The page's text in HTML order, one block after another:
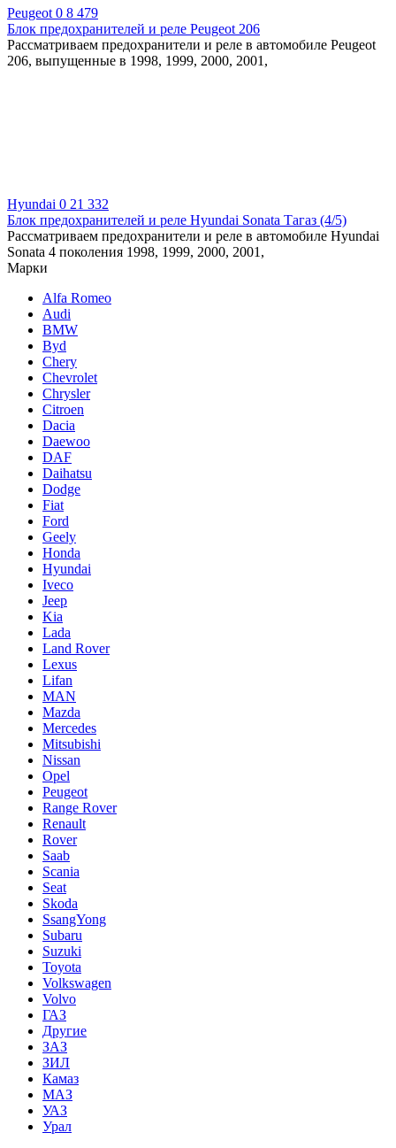
Peugeot 0 8 479
Блок предохранителей и реле Peugeot 206
Рассматриваем предохранители и реле в автомобиле Peugeot
206, выпущенные в 1998, 1999, 2000, 2001,
Hyundai 0 21 332
Блок предохранителей и реле Hyundai Sonata Тагаз (4/5)
Рассматриваем предохранители и реле в автомобиле Hyundai
Sonata 4 поколения 1998, 1999, 2000, 2001,
Марки
Alfa Romeo
Audi
BMW
Byd
Chery
Chevrolet
Chrysler
Citroen
Dacia
Daewoo
DAF
Daihatsu
Dodge
Fiat
Ford
Geely
Honda
Hyundai
Iveco
Jeep
Kia
Lada
Land Rover
Lexus
Lifan
MAN
Mazda
Mercedes
Mitsubishi
Nissan
Opel
Peugeot
Range Rover
Renault
Rover
Saab
Scania
Seat
Skoda
SsangYong
Subaru
Suzuki
Toyota
Volkswagen
Volvo
ГАЗ
Другие
ЗАЗ
ЗИЛ
Камаз
МАЗ
УАЗ
Урал